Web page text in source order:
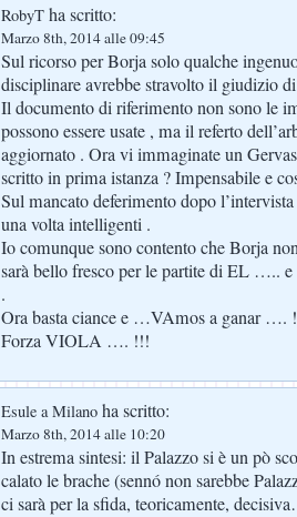
RobyT ha scritto:
Marzo 8th, 2014 alle 09:45
Sul ricorso per Borja solo qualche
disciplinare avrebbe stravolto il giudizio
Il documento di riferimento non sono le
possono essere usate , ma il referto
aggiornato . Ora vi immaginate un
scritto in prima istanza ? Impensabile e
Sul mancato deferimento dopo
una volta intelligenti .
Io comunque sono contento che Borja
sarà bello fresco per le partite di EL …..
.
Ora basta ciance e …VAmos a ganar ….
Forza VIOLA …. !!!
Esule a Milano ha scritto:
Marzo 8th, 2014 alle 10:20
In estrema sintesi: il Palazzo si è un pò
calato le brache (sennó non sarebbe
ci sarà per la sfida, teoricamente,